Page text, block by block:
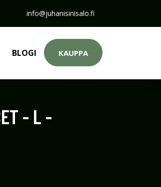
info@juhanisinisalo.fi
BLOGI KAUPPA
- L -